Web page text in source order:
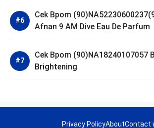
Cek Bpom
Afnan 9 AM Dive Eau De Parfum
Cek Bpom (90)NA18240107057
Brightening
Privacy PolicyAboutContact